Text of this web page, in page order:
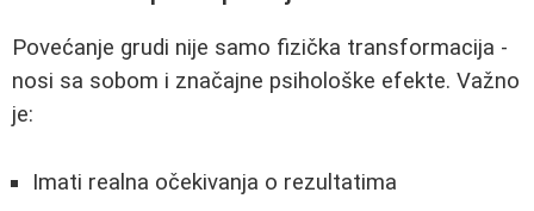
Povećanje grudi nije samo fizička transformacija -
nosi sa sobom i značajne psihološke efekte. Važno
je:
Imati realna očekivanja o rezultatima